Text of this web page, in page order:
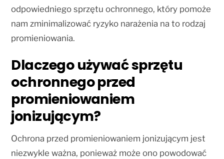
odpowiedniego sprzętu ochronnego, który pomoże
nam zminimalizować ryzyko narażenia na to rodzaj
promieniowania.
Dlaczego używać sprzętu
ochronnego przed
promieniowaniem
jonizującym?
Ochrona przed promieniowaniem jonizującym jest
niezwykle ważna, ponieważ może ono powodować